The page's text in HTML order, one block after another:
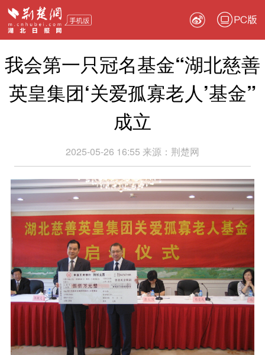
PC版
我会第一只冠名基金“湖北慈善
英皇集团‘关爱孤寡老人’基金”
成立
2025-05-26 16:55 来源： 荆楚网